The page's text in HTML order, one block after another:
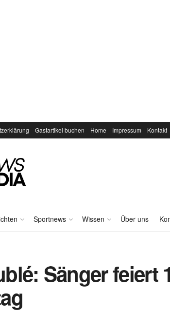
Gastartikel buchen Home Impressum Kontakt
Sportnews Wissen Über uns
Sänger feiert